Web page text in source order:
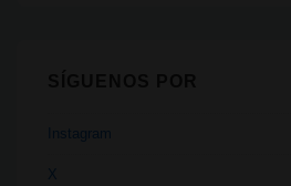
Instagram
X